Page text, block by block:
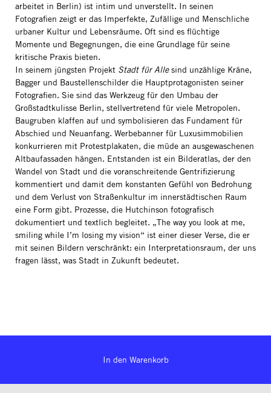
arbeitet in Berlin) ist intim und unverstellt. In seinen
Fotografien zeigt er das Imperfekte, Zufällige und Menschliche
urbaner Kultur und Lebensräume. Oft sind es flüchtige
Momente und Begegnungen, die eine Grundlage für seine
kritische Praxis bieten.
In seinem jüngsten Projekt Stadt für Allesind unzählige Kräne,
Bagger und Baustellenschilder die Hauptprotagonisten seiner
Fotografien. Sie sind das Werkzeug für den Umbau der
Großstadtkulisse Berlin, stellvertretend für viele Metropolen.
Baugruben klaffen auf und symbolisieren das Fundament für
Abschied und Neuanfang. Werbebanner für Luxusimmobilien
konkurrieren mit Protestplakaten, die müde an ausgewaschenen
Altbaufassaden hängen. Entstanden ist ein Bilderatlas, der den
Wandel von Stadt und die voranschreitende Gentrifizierung
kommentiert und damit dem konstanten Gefühl von Bedrohung
und dem Verlust von Straßenkultur im innerstädtischen Raum
eine Form gibt. Prozesse, die Hutchinson fotografisch
dokumentiert und textlich begleitet. „The way you look at me,
smiling while I’m losing my vision“ ist einer dieser Verse, die er
mit seinen Bildern verschränkt: ein Interpretationsraum, der uns
fragen lässt, was Stadt in Zukunft bedeutet.
In den Warenkorb